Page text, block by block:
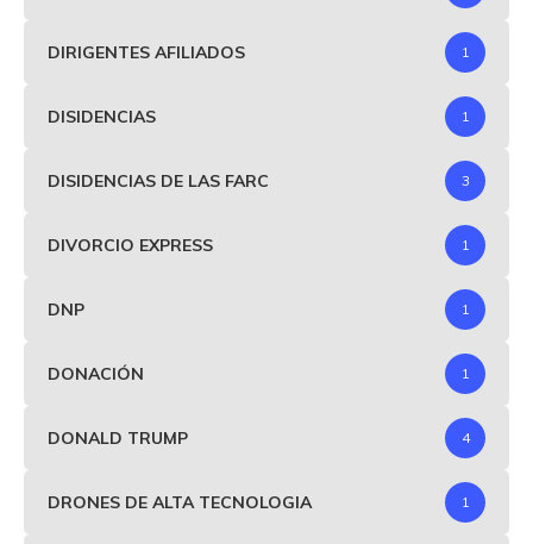
DIRIGENTES AFILIADOS 1
DISIDENCIAS 1
DISIDENCIAS DE LAS FARC 3
DIVORCIO EXPRESS 1
DNP 1
DONACIÓN 1
DONALD TRUMP 4
DRONES DE ALTA TECNOLOGIA 1